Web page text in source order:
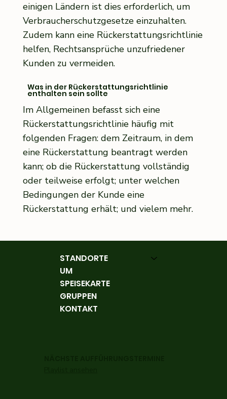
einigen Ländern ist dies erforderlich, um
Verbraucherschutzgesetze einzuhalten.
Zudem kann eine Rückerstattungsrichtlinie
helfen, Rechtsansprüche unzufriedener
Kunden zu vermeiden.
Was in der Rückerstattungsrichtlinie
enthalten sein sollte
Im Allgemeinen befasst sich eine
Rückerstattungsrichtlinie häufig mit
folgenden Fragen: dem Zeitraum, in dem
eine Rückerstattung beantragt werden
kann; ob die Rückerstattung vollständig
oder teilweise erfolgt; unter welchen
Bedingungen der Kunde eine
Rückerstattung erhält; und vielem mehr.
STANDORTE
UM
SPEISEKARTE
GRUPPEN
KONTAKT